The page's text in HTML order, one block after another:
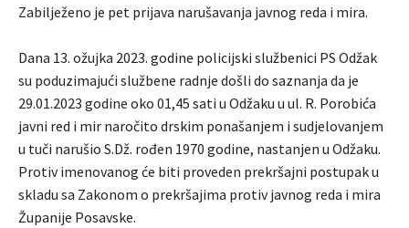
Zabilježeno je pet prijava narušavanja javnog reda i mira.
Dana 13. ožujka 2023. godine policijski službenici PS Odžak
su poduzimajući službene radnje došli do saznanja da je
29.01.2023 godine oko 01,45 sati u Odžaku u ul. R. Porobića
javni red i mir naročito drskim ponašanjem i sudjelovanjem
u tuči narušio S.Dž. rođen 1970 godine, nastanjen u Odžaku.
Protiv imenovanog će biti proveden prekršajni postupak u
skladu sa Zakonom o prekršajima protiv javnog reda i mira
Županije Posavske.